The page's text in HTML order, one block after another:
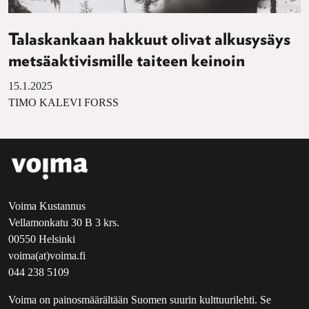
Talaskankaan hakkuut olivat alkusysäys
metsäaktivismille taiteen keinoin
15.1.2025
TIMO KALEVI FORSS
Voima Kustannus
Vellamonkatu 30 B 3 krs.
00550 Helsinki
voima(at)voima.fi
044 238 5109
Voima on painosmäärältään Suomen suurin kulttuurilehti. Se